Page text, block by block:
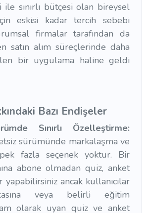
ile sınırlı bütçesi olan bireysel
eskisi kadar tercih sebebi
firmalar tarafından da
satın alım süreçlerinde daha
bir uygulama haline geldi
Bazı Endişeler
Sınırlı Özelleştirme:
sürümünde markalaşma ve
fazla seçenek yoktur. Bir
abone olmadan quiz, anket
ancak kullanıcılar
veya belirli eğitim
olarak uyan quiz ve anket